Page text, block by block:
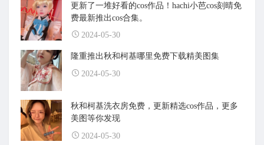
更新了一堆好看的cos作品！hachi小芭cos刻晴免
费最新推出cos合集。
2024-05-30
隆重推出秋和柯基哪里免费下载精美图集
2024-05-30
秋和柯基洗衣房免费，更新精选cos作品，更多
美图等你发现
2024-05-30